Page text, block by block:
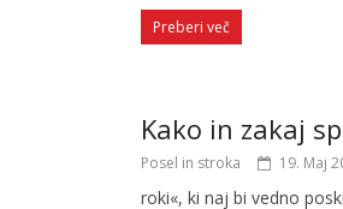
Preberi več
Kako in zakaj
Posel in stroka 19. Maj
roki«, ki naj bi vedno